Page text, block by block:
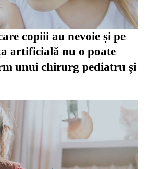
copiii au nevoie și pe
artificială nu o poate
unui chirurg pediatru și